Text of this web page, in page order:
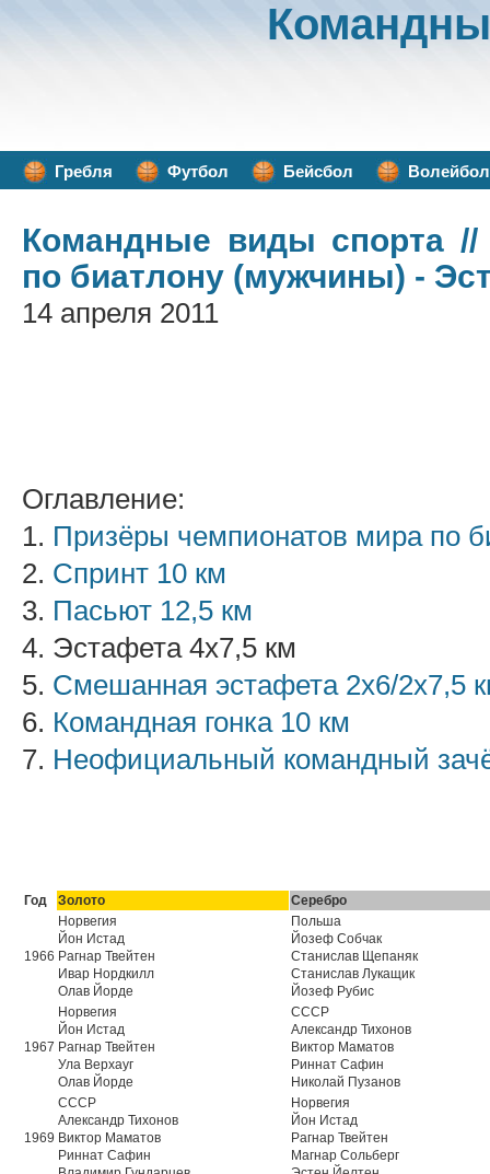
Гребля Футбол Бейсбол Волейбол
Командные виды спорта //
по биатлону (мужчины) -
14 апреля 2011
Оглавление:
1. Призёры чемпионатов мира по
2. Спринт 10 км
3. Пасьют 12,5 км
4. Эстафета 4х7,5 км
5. Смешанная эстафета 2х6/2х7,5
6. Командная гонка 10 км
7. Неофициальный командный
Год Золото Серебро
1966
Норвегия
Йон Истад
Рагнар Твейтен
Ивар Нордкилл
Олав Йорде
Польша
Йозеф Собчак
Станислав Щепаняк
Станислав Лукащик
Йозеф Рубис
1967
Норвегия
Йон Истад
Рагнар Твейтен
Ула Верхауг
Олав Йорде
СССР
Александр Тихонов
Виктор Маматов
Риннат Сафин
Николай Пузанов
1969
СССР
Александр Тихонов
Виктор Маматов
Риннат Сафин
Норвегия
Йон Истад
Рагнар Твейтен
Магнар Сольберг